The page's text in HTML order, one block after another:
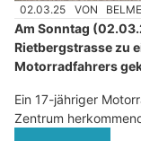
02.03.25 VON
Am Sonntag
Rietbergstrasse zu
Motorradfahrers
Ein 17-jähriger
Zentrum